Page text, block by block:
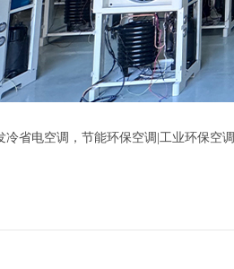
冷省电空调，节能环保空调|工业环保空